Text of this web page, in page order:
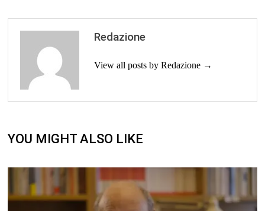
Redazione
View all posts by Redazione →
YOU MIGHT ALSO LIKE